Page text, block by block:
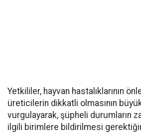
Yetkililer, hayvan hastalıklarının
üreticilerin dikkatli olmasının büyük
vurgulayarak, şüpheli durumların
ilgili birimlere bildirilmesi